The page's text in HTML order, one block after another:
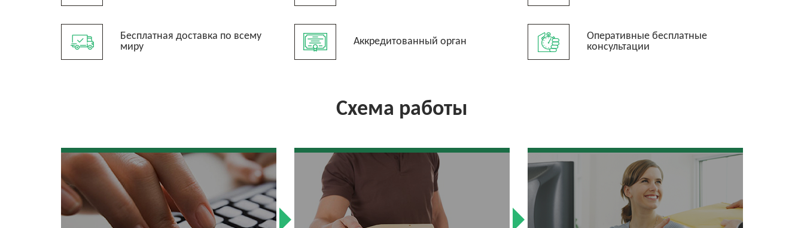
Бесплатная доставка по всему
миру
Аккредитованный орган
Оперативные бесплатные
консультации
Схема работы